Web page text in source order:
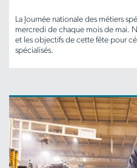
La Journée nationale des métiers
mercredi de chaque mois de mai.
et les objectifs de cette fête pour
spécialisés.